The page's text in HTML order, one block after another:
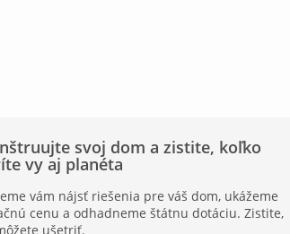
svoj dom a zistite, koľko
vy aj planéta
vám nájsť riešenia pre váš dom, ukážeme
cenu a odhadneme štátnu dotáciu. Zistite,
ušetriť.